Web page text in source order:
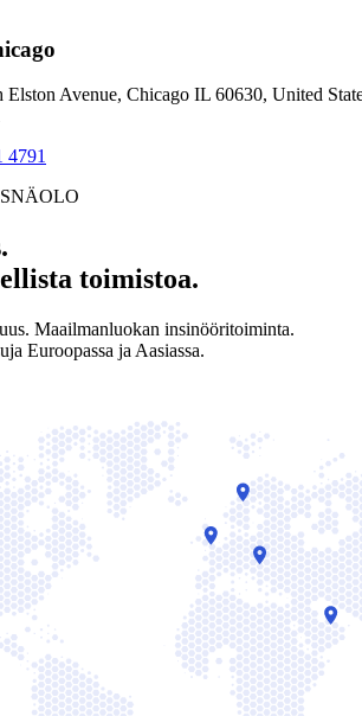
Elston Avenue, Chicago IL 60630, United
4791
toimistoa.
Maailmanluokan insinööritoiminta.
Euroopassa ja Aasiassa.